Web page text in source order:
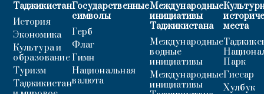
Таджикистан
История
Экономика
Культура и
образование
Туризм
Таджикистан
Государственные
символы
Герб
Флаг
Гимн
Национальная
валюта
Международные
инициативы
Таджикистана
Международные
водные
инициативы
Международные
инициативы
места
Парк
Гиссар
Хулбук